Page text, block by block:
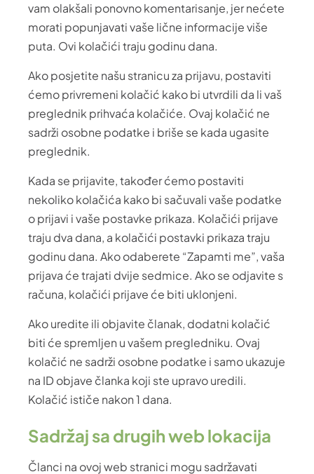
vam olakšali ponovno komentarisanje, jer nećete
morati popunjavati vaše lične informacije više
puta. Ovi kolačići traju godinu dana.
Ako posjetite našu stranicu za prijavu, postaviti
ćemo privremeni kolačić kako bi utvrdili da li vaš
preglednik prihvaća kolačiće. Ovaj kolačić ne
sadrži osobne podatke i briše se kada ugasite
preglednik.
Kada se prijavite, također ćemo postaviti
nekoliko kolačića kako bi sačuvali vaše podatke
o prijavi i vaše postavke prikaza. Kolačići prijave
traju dva dana, a kolačići postavki prikaza traju
godinu dana. Ako odaberete “Zapamti me”, vaša
prijava će trajati dvije sedmice. Ako se odjavite s
računa, kolačići prijave će biti uklonjeni.
Ako uredite ili objavite članak, dodatni kolačić
biti će spremljen u vašem pregledniku. Ovaj
kolačić ne sadrži osobne podatke i samo ukazuje
na ID objave članka koji ste upravo uredili.
Kolačić ističe nakon 1 dana.
Sadržaj sa drugih web lokacija
Članci na ovoj web stranici mogu sadržavati